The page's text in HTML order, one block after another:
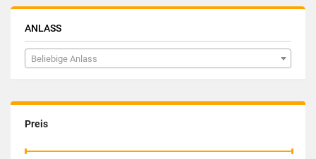
ANLASS
Beliebige Anlass
Preis